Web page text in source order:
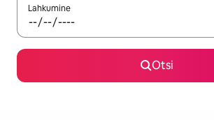
Lahkumine
Otsi